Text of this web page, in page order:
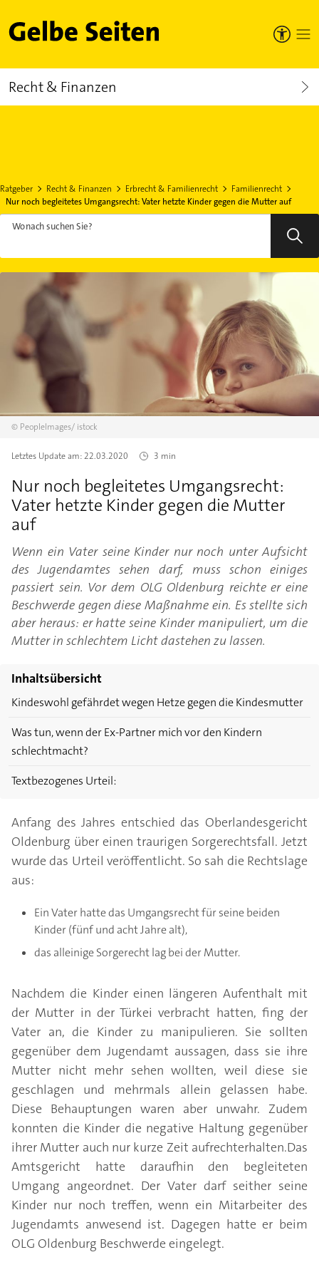
Gelbe Seiten
Recht & Finanzen
Ratgeber Recht & Finanzen Erbrecht & Familienrecht
Familienrecht
Nur noch begleitetes Umgangsrecht: Vater hetzte Kinder gegen die Mutter auf
Wonach suchen Sie?
© PeopleImages/ istock
Letztes Update am:22.03.2020 3 min
Nur noch begleitetes Umgangsrecht:
Vater hetzte Kinder gegen die Mutter
auf
Wenn ein Vater seine Kinder nur noch unter Aufsicht
des Jugendamtes sehen darf, muss schon einiges
passiert sein. Vor dem OLG Oldenburg reichte er eine
Beschwerde gegen diese Maßnahme ein. Es stellte sich
aber heraus: er hatte seine Kinder manipuliert, um die
Mutter in schlechtem Licht dastehen zu lassen.
Inhaltsübersicht
Kindeswohl gefährdet wegen Hetze gegen die Kindesmutter
Was tun, wenn der Ex-Partner mich vor den Kindern
schlechtmacht?
Textbezogenes Urteil:
Anfang des Jahres entschied das Oberlandesgericht
Oldenburg über einen traurigen Sorgerechtsfall. Jetzt
wurde das Urteil veröffentlicht. So sah die Rechtslage
aus:
Ein Vater hatte das Umgangsrecht für seine beiden
Kinder (fünf und acht Jahre alt),
das alleinige Sorgerecht lag bei der Mutter.
Nachdem die Kinder einen längeren Aufenthalt mit
der Mutter in der Türkei verbracht hatten, fing der
Vater an, die Kinder zu manipulieren. Sie sollten
gegenüber dem Jugendamt aussagen, dass sie ihre
Mutter nicht mehr sehen wollten, weil diese sie
geschlagen und mehrmals allein gelassen habe.
Diese Behauptungen waren aber unwahr. Zudem
konnten die Kinder die negative Haltung gegenüber
ihrer Mutter auch nur kurze Zeit aufrechterhalten.Das
Amtsgericht hatte daraufhin den begleiteten
Umgang angeordnet. Der Vater darf seither seine
Kinder nur noch treffen, wenn ein Mitarbeiter des
Jugendamts anwesend ist. Dagegen hatte er beim
OLG Oldenburg Beschwerde eingelegt.